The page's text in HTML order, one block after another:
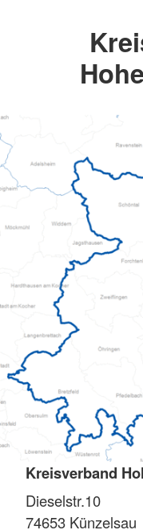
Kreisverband
Dieselstr.10
74653 Künzelsau